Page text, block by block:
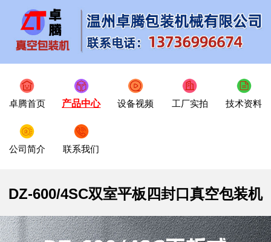
卓腾首页 产品中心 设备视频 工厂实拍 技术资料
公司简介 联系我们
DZ-600/4SC双室平板四封口真空包装机